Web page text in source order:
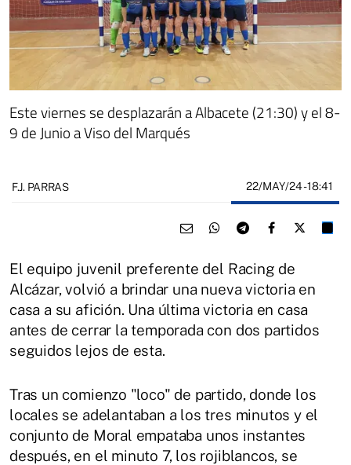
Este viernes se desplazarán a Albacete (21:30) y el 8-
9 de Junio a Viso del Marqués
F.J. PARRAS 22/MAY/24- 18:41
El equipo juvenil preferente del Racing de
Alcázar, volvió a brindar una nueva victoria en
casa a su afición. Una última victoria en casa
antes de cerrar la temporada con dos partidos
seguidos lejos de esta.
Tras un comienzo "loco" de partido, donde los
locales se adelantaban a los tres minutos y el
conjunto de Moral empataba unos instantes
después, en el minuto 7, los rojiblancos, se